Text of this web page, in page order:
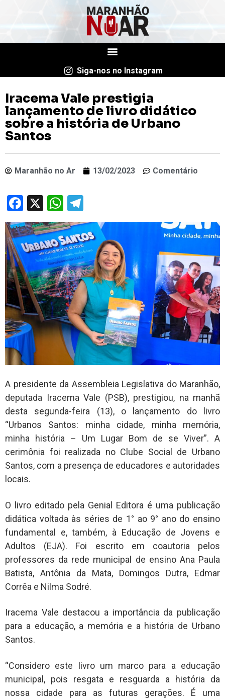
Siga-nos no Instagram
Iracema Vale prestigia
lançamento de livro didático
sobre a história de Urbano
Santos
Maranhão no Ar 13/02/2023 Comentário
Facebook
X WhatsApp
A presidente da Assembleia Legislativa do Maranhão,
deputada Iracema Vale (PSB), prestigiou, na manhã
desta segunda-feira (13), o lançamento do livro
“Urbanos Santos: minha cidade, minha memória,
minha história – Um Lugar Bom de se Viver”. A
cerimônia foi realizada no Clube Social de Urbano
Santos, com a presença de educadores e autoridades
locais.
O livro editado pela Genial Editora é uma publicação
didática voltada às séries de 1° ao 9° ano do ensino
fundamental e, também, à Educação de Jovens e
Adultos (EJA). Foi escrito em coautoria pelos
professores da rede municipal de ensino Ana Paula
Batista, Antônia da Mata, Domingos Dutra, Edmar
Corrêa e Nilma Sodré.
Iracema Vale destacou a importância da publicação
para a educação, a memória e a história de Urbano
Santos.
“Considero este livro um marco para a educação
municipal, pois resgata e resguarda a história da
nossa cidade para as futuras gerações. É uma